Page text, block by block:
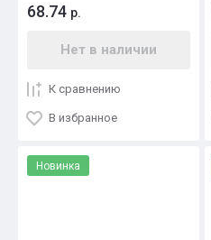
68.74 р.
Нет в наличии
К сравнению
В избранное
Новинка